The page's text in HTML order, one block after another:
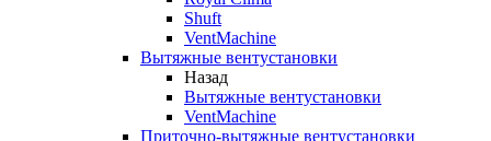
Shuft
VentMachine
Вытяжные вентустановки
Назад
Вытяжные вентустановки
VentMachine
Приточно-вытяжные вентустановки